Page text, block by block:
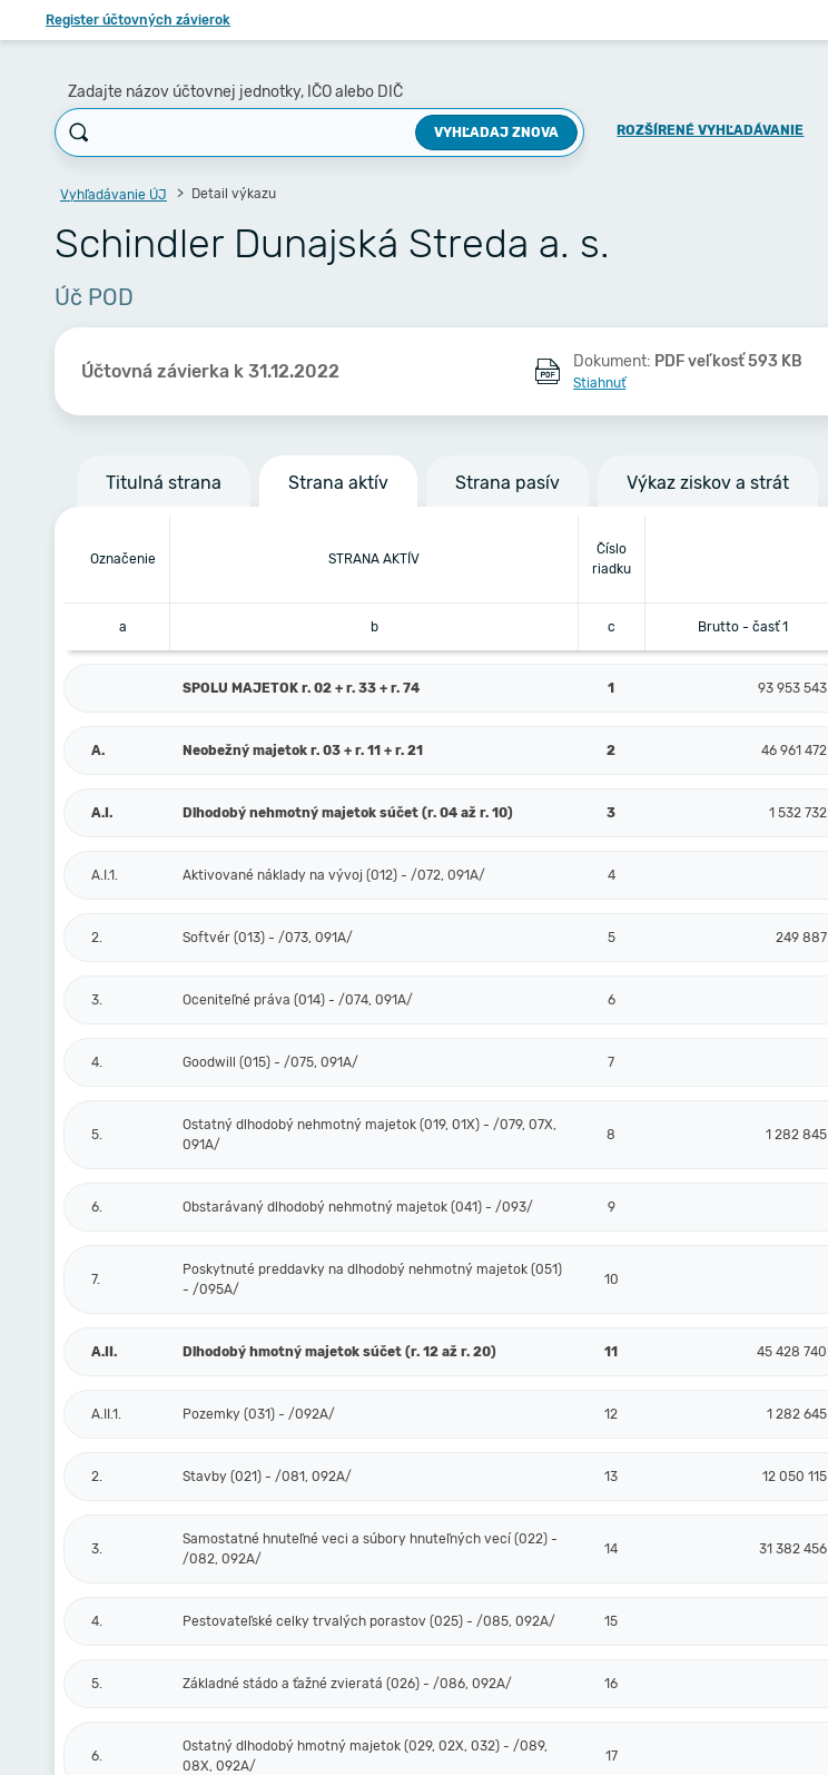
Register účtovných závierok
Zadajte názov účtovnej jednotky, IČO alebo DIČ
VYHĽADAJ ZNOVA ROZŠÍRENÉ VYHĽADÁVANIE
Vyhľadávanie ÚJ Detail výkazu
Schindler Dunajská Streda a. s.
Úč POD
Účtovná závierka k 31.12.2022 Dokument: PDF veľkosť 593 KB
Stiahnuť
Titulná strana Strana aktív Strana pasív Výkaz ziskov a strát
Označenie STRANA AKTÍV
Číslo
riadku
a b c Brutto - časť 1
SPOLU MAJETOK r. 02 + r. 33 + r. 74 1 93 953 543
A. Neobežný majetok r. 03 + r. 11 + r. 21 2 46 961 472
A.I. Dlhodobý nehmotný majetok súčet (r. 04 až r. 10) 3 1 532 732
A.I.1. Aktivované náklady na vývoj (012) - /072, 091A/ 4
2. Softvér (013) - /073, 091A/ 5 249 887
3. Oceniteľné práva (014) - /074, 091A/ 6
4. Goodwill (015) - /075, 091A/ 7
5.
Ostatný dlhodobý nehmotný majetok (019, 01X) - /079, 07X,
091A/
8 1 282 845
6. Obstarávaný dlhodobý nehmotný majetok (041) - /093/ 9
7.
Poskytnuté preddavky na dlhodobý nehmotný majetok (051)
- /095A/
10
A.II. Dlhodobý hmotný majetok súčet (r. 12 až r. 20) 11 45 428 740
A.II.1. Pozemky (031) - /092A/ 12 1 282 645
2. Stavby (021) - /081, 092A/ 13 12 050 115
3.
Samostatné hnuteľné veci a súbory hnuteľných vecí (022) -
/082, 092A/
14 31 382 456
4. Pestovateľské celky trvalých porastov (025) - /085, 092A/ 15
5. Základné stádo a ťažné zvieratá (026) - /086, 092A/ 16
6.
Ostatný dlhodobý hmotný majetok (029, 02X, 032) - /089,
08X, 092A/
17